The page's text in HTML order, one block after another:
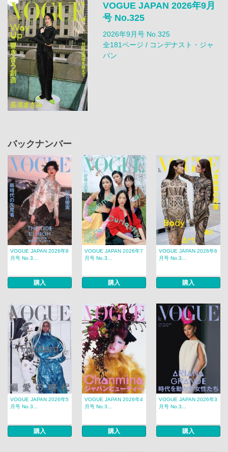
VOGUE JAPAN 2026年9月
号 No.325
2026年9月号 No.325
全181ページ / コンデナスト・ジャ
パン
バックナンバー
VOGUE JAPAN 2026年8
月号 No.3...
購入
VOGUE JAPAN 2026年7
月号 No.3...
購入
VOGUE JAPAN 2026年6
月号 No.3...
購入
VOGUE JAPAN 2026年5
月号 No.3...
購入
VOGUE JAPAN 2026年4
月号 No.3...
購入
VOGUE JAPAN 2026年3
月号 No.3...
購入